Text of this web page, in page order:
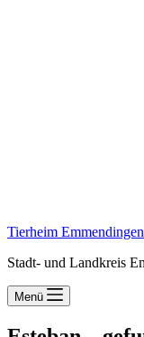
Tierheim Emmendingen
Stadt- und Landkreis
Menü